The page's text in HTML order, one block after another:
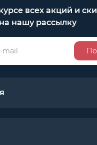
всех акций и
нашу рассылку